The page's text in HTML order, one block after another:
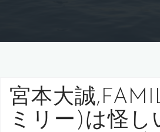
宮本大誠
ミリー)は怪し